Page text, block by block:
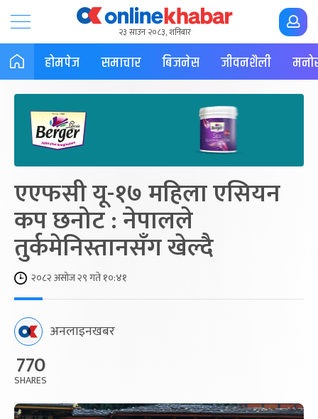
२३ साउन २०८३, शनिबार
होमपेज समाचार बिजनेस जीवनशैली
एएफसी यू-१७ महिला एसियन
कप छनोट : नेपालले
तुर्कमेनिस्तानसँग खेल्दै
२०८२ असोज २९ गते १०:४१
अनलाइनखबर
770
SHARES